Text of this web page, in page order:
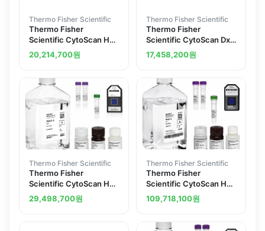
Thermo Fisher Scientific
Thermo Fisher
Scientific CytoScan HD
Kit Plus 24 24 arrays
20,214,700원
Thermo Fisher Scientific
Thermo Fisher
Scientific CytoScan Dx
Assay Kit
17,458,200원
Thermo Fisher Scientific
Thermo Fisher
Scientific CytoScan HD
Accel Kit Plus 24
29,498,700원
Thermo Fisher Scientific
Thermo Fisher
Scientific CytoScan HD
Accel Kit Plus 96
109,718,100원